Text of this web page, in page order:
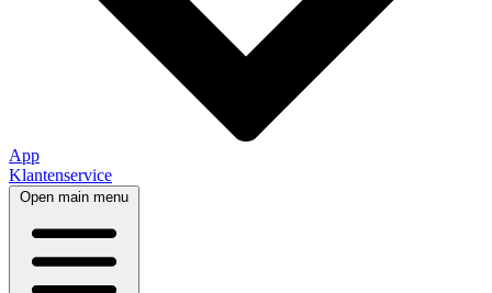
App
Klantenservice
Open main menu